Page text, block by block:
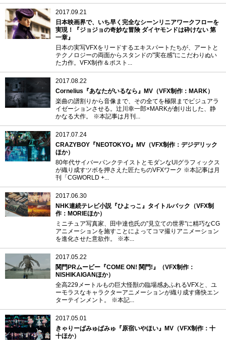
2017.09.21
日本映画界で、いち早く完全なシーンリニアワークフローを
実現！『ジョジョの奇妙な冒険 ダイヤモンドは砕けない 第
一章』
日本の実写VFXをリードするエキスパートたちが、アートと
テクノロジーの両面からスタンドの"実在感"にこだわりぬい
た力作。VFX制作＆ポスト...
2017.08.22
Cornelius『あなたがいるなら』MV（VFX制作：MARK）
楽曲の譜割りから音像まで、その全てを極限までビジュアラ
イゼーションさせる。辻川幸一郎×MARKが創り出した、静
かなる大作。 ※本記事は月刊...
2017.07.24
CRAZYBOY『NEOTOKYO』MV（VFX制作：デジデリック
ほか）
80年代サイバーパンクテイストとモダンなUIグラフィックス
が織り成すツボを押さえた匠たちのVFXワーク ※本記事は月
刊「CGWORLD +...
2017.06.30
NHK連続テレビ小説『ひよっこ』タイトルバック（VFX制
作：MORIEほか）
ミニチュア写真家、田中達也氏の"見立ての世界"に精巧なCG
アニメーションを施すことによってコマ撮りアニメーション
を進化させた意欲作。 ※本...
2017.05.22
関門PRムービー『COME ON! 関門!』（VFX制作：
NISHIKAIGANほか）
全高229メートルもの巨大怪獣の臨場感あふれるVFXと、ユ
ーモラスなキャラクターアニメーションが織り成す痛快エン
ターテインメント。 ※本記...
2017.05.01
きゃりーぱみゅぱみゅ『原宿いやほい』MV（VFX制作：十
十ほか）